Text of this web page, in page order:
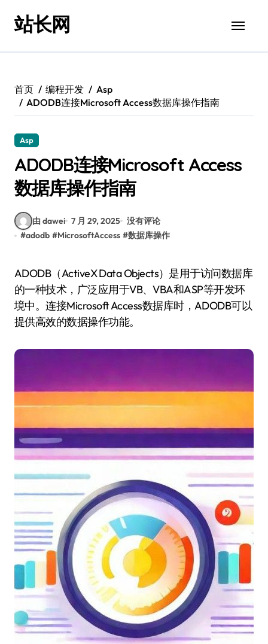
站长网
首页 编程开发
Asp
ADODB连接Microsoft Access数据库操作指南
Asp
ADODB连接Microsoft Access
数据库操作指南
由 dawei 7 月 29, 2025 没有评论
#adodb #MicrosoftAccess #数据库操作
ADODB（ActiveX Data Objects）是用于访问数据库
的一种技术，广泛应用于VB、VBA和ASP等开发环
境中。连接Microsoft Access数据库时，ADODB可以
提供高效的数据操作功能。